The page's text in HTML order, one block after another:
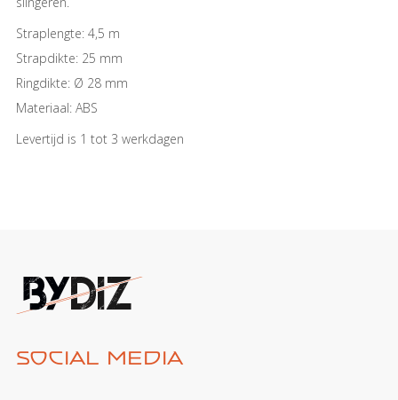
Straplengte: 4,5 m
Strapdikte: 25 mm
Ringdikte: Ø 28 mm
Materiaal: ABS
Levertijd is 1 tot 3 werkdagen
Social media